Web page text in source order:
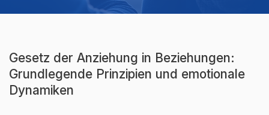
Gesetz der Anziehung in Beziehungen:
Grundlegende Prinzipien und emotionale
Dynamiken